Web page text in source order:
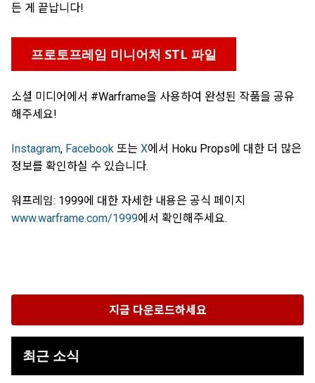
든 게 끝납니다!
프로토프레임 미니어처 STL 파일
소셜 미디어에서 #Warframe을 사용하여 완성된 작품을 공유
해주세요!
Instagram, Facebook 또는 X에서 Hoku Props에 대한 더 많은
정보를 확인하실 수 있습니다.
워프레임: 1999에 대한 자세한 내용은 공식 페이지
www.warframe.com/1999에서 확인해주세요.
지금 다운로드하세요
최근 소식